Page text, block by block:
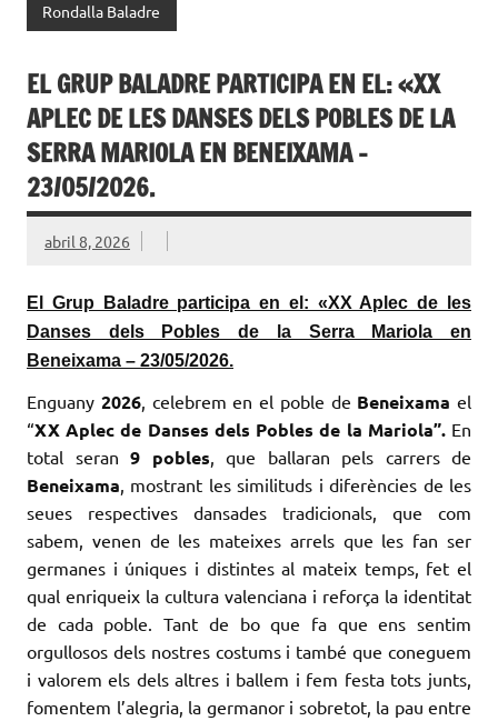
Rondalla Baladre
EL GRUP BALADRE PARTICIPA EN EL: «XX
APLEC DE LES DANSES DELS POBLES DE LA
SERRA MARIOLA EN BENEIXAMA –
23/05/2026.
abril 8, 2026
El Grup Baladre participa en el: «XX Aplec de les
Danses dels Pobles de la Serra Mariola en
Beneixama – 23/05/2026.
Enguany 2026, celebrem en el poble de Beneixama el
“XX Aplec de Danses dels Pobles de la Mariola”.En
total seran 9 pobles , que ballaran pels carrers de
Beneixama , mostrant les similituds i diferències de les
seues respectives dansades tradicionals, que com
sabem, venen de les mateixes arrels que les fan ser
germanes i úniques i distintes al mateix temps, fet el
qual enriqueix la cultura valenciana i reforça la identitat
de cada poble. Tant de bo que fa que ens sentim
orgullosos dels nostres costums i també que coneguem
i valorem els dels altres i ballem i fem festa tots junts,
fomentem l’alegria, la germanor i sobretot, la pau entre